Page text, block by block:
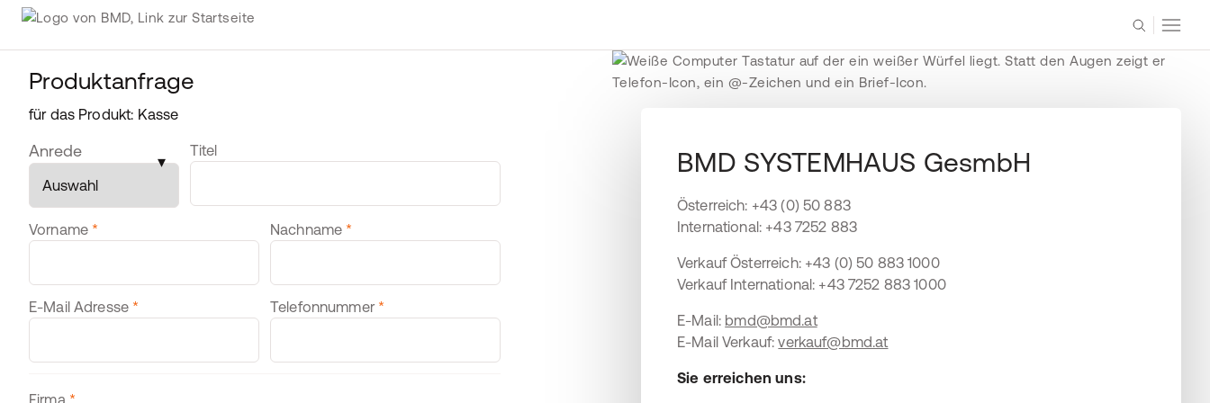
Produktanfrage
für das Produkt: Kasse
Personendaten
Anrede
▾
Titel
Vorname * Nachname *
E-Mail Adresse * Telefonnummer *
Firmendaten
Firma *
BMD SYSTEMHAUS GesmbH
Österreich: +43 (0) 50 883
International: +43 7252 883
Verkauf Österreich: +43 (0) 50 883 1000
Verkauf International: +43 7252 883 1000
E-Mail: bmd@bmd.at
E-Mail Verkauf:verkauf@bmd.at
Sie erreichen uns: